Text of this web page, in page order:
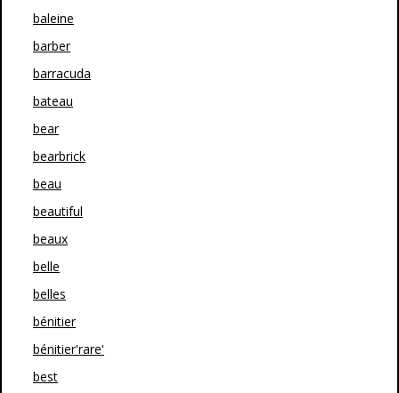
baleine
barber
barracuda
bateau
bear
bearbrick
beau
beautiful
beaux
belle
belles
bénitier
bénitier'rare'
best